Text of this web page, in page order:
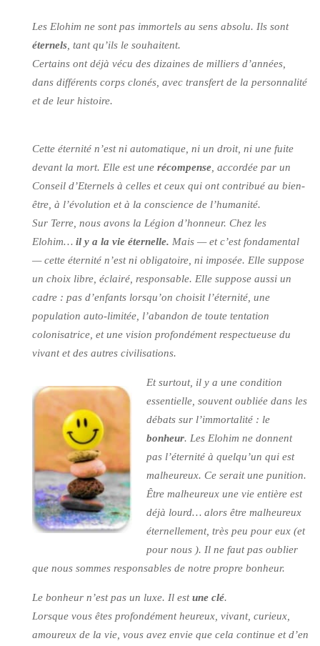
Les Elohim ne sont pas immortels au sens absolu. Ils sont
éternels, tant qu’ils le souhaitent.
Certains ont déjà vécu des dizaines de milliers d’années,
dans différents corps clonés, avec transfert de la personnalité
et de leur histoire.
Cette éternité n’est ni automatique, ni un droit, ni une fuite
devant la mort. Elle est une récompense, accordée par un
Conseil d’Eternels à celles et ceux qui ont contribué au bien-
être, à l’évolution et à la conscience de l’humanité.
Sur Terre, nous avons la Légion d’honneur. Chez les
Elohim… il y a la vie éternelle. Mais — et c’est fondamental
— cette éternité n’est ni obligatoire, ni imposée. Elle suppose
un choix libre, éclairé, responsable. Elle suppose aussi un
cadre : pas d’enfants lorsqu’on choisit l’éternité, une
population auto-limitée, l’abandon de toute tentation
colonisatrice, et une vision profondément respectueuse du
vivant et des autres civilisations.
Et surtout, il y a une condition
essentielle, souvent oubliée dans les
débats sur l’immortalité : le
bonheur. Les Elohim ne donnent
pas l’éternité à quelqu’un qui est
malheureux. Ce serait une punition.
Être malheureux une vie entière est
déjà lourd… alors être malheureux
éternellement, très peu pour eux (et
pour nous ). Il ne faut pas oublier
que nous sommes responsables de notre propre bonheur.
Le bonheur n’est pas un luxe. Il estune clé.
Lorsque vous êtes profondément heureux, vivant, curieux,
amoureux de la vie, vous avez envie que cela continue et d’en